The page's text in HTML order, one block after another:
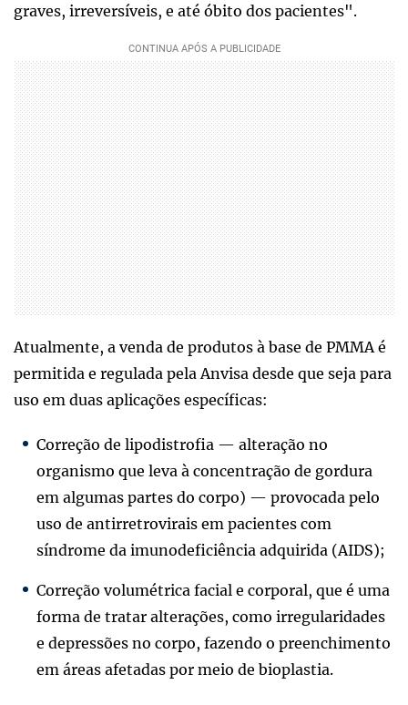
graves, irreversíveis, e até óbito dos pacientes".
Atualmente, a venda de produtos à base de PMMA é
permitida e regulada pela Anvisa desde que seja para
uso em duas aplicações específicas:
Correção de lipodistrofia — alteração no
organismo que leva à concentração de gordura
em algumas partes do corpo) — provocada pelo
uso de antirretrovirais em pacientes com
síndrome da imunodeficiência adquirida (AIDS);
Correção volumétrica facial e corporal, que é uma
forma de tratar alterações, como irregularidades
e depressões no corpo, fazendo o preenchimento
em áreas afetadas por meio de bioplastia.